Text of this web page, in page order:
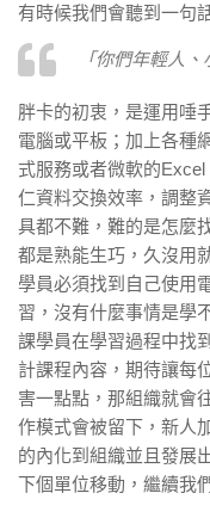
有時候我們會聽到一句
「你們年輕人
胖卡的初衷，是運用唾
電腦或平板；加上各種
式服務或者微軟的
仁資料交換效率，調整
具都不難，難的是怎麼
都是熟能生巧，久沒用
學員必須找到自己使用
習，沒有什麼事情是學
課學員在學習過程中找
計課程內容，期待讓每
害一點點，那組織就會
作模式會被留下，新人
的內化到組織並且發展
下個單位移動，繼續我